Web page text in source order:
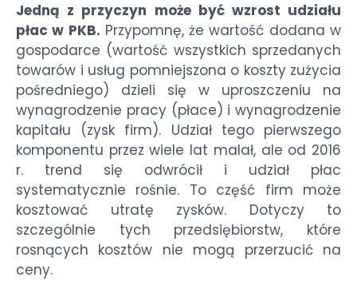
Jedną z przyczyn może być wzrost udziału
płac w PKB. Przypomnę, że wartość dodana w
gospodarce (wartość wszystkich sprzedanych
towarów i usług pomniejszona o koszty zużycia
pośredniego) dzieli się w uproszczeniu na
wynagrodzenie pracy (płace) i wynagrodzenie
kapitału (zysk firm). Udział tego pierwszego
komponentu przez wiele lat malał, ale od 2016
r. trend się odwrócił i udział płac
systematycznie rośnie. To część firm może
kosztować utratę zysków. Dotyczy to
szczególnie tych przedsiębiorstw, które
rosnących kosztów nie mogą przerzucić na
ceny.